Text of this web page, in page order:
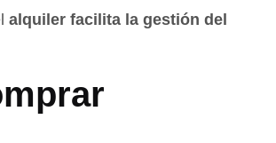
alquiler facilita la gestión del